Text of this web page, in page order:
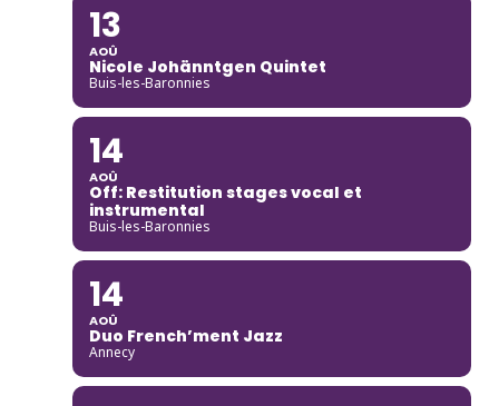
13
AOÛ
Nicole Johänntgen Quintet
Buis-les-Baronnies
14
AOÛ
Off: Restitution stages vocal et
instrumental
Buis-les-Baronnies
14
AOÛ
Duo French’ment Jazz
Annecy